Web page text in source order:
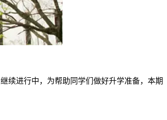
续进行中，为帮助同学们做好升学准备，本期